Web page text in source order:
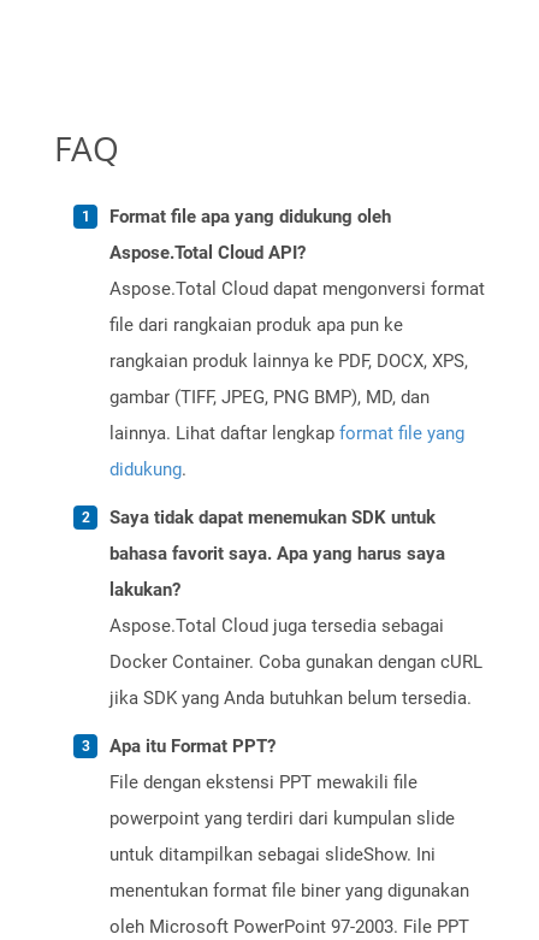
FAQ
Format file apa yang didukung oleh
Aspose.Total Cloud API?
Aspose.Total Cloud dapat mengonversi format
file dari rangkaian produk apa pun ke
rangkaian produk lainnya ke PDF, DOCX, XPS,
gambar (TIFF, JPEG, PNG BMP), MD, dan
lainnya. Lihat daftar lengkap format file yang
didukung.
Saya tidak dapat menemukan SDK untuk
bahasa favorit saya. Apa yang harus saya
lakukan?
Aspose.Total Cloud juga tersedia sebagai
Docker Container. Coba gunakan dengan cURL
jika SDK yang Anda butuhkan belum tersedia.
Apa itu Format PPT?
File dengan ekstensi PPT mewakili file
powerpoint yang terdiri dari kumpulan slide
untuk ditampilkan sebagai slideShow. Ini
menentukan format file biner yang digunakan
oleh Microsoft PowerPoint 97-2003. File PPT